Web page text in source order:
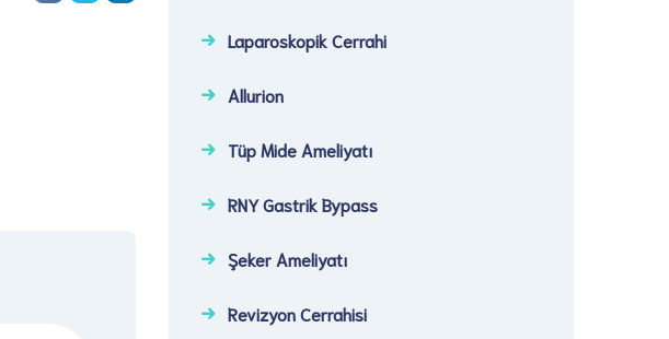
Laparoskopik Cerrahi​
Allurion
Tüp Mide Ameliyatı
RNY Gastrik Bypass
Şeker Ameliyatı​
Revizyon Cerrahisi​